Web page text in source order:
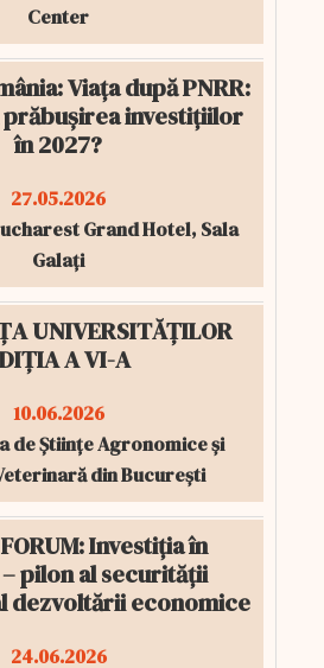
Center
Viața după PNRR:
prăbușirea investițiilor
în 2027?
27.05.2026
Grand Hotel, Sala
Galați
UNIVERSITĂȚILOR
A VI-A
10.06.2026
de Științe Agronomice și
din București
Investiția în
pilon al securității
dezvoltării economice
24.06.2026